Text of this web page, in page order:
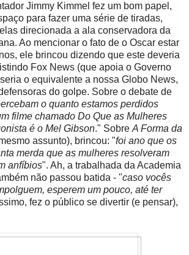
Jimmy Kimmel fez um bom papel,
para fazer uma série de tiradas,
direcionada a ala conservadora da
Ao mencionar o fato de o Oscar estar
ele brincou dizendo que este deveria
Fox News (que apoia o Governo
o equivalente a nossa Globo News,
do golpe. Sobre o debate de
o quanto estamos perdidos
filme chamado Do Que as Mulheres
é o Mel Gibson." Sobre A Forma da
assunto), brincou: "foi ano que os
merda que as mulheres resolveram
anfíbios". Ah, a trabalhada da Academia
não passou batida - "caso vocês
esperem um pouco, até ter
fez o público se divertir (e pensar),